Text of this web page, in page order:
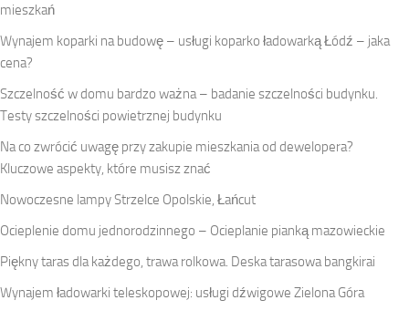
mieszkań
Wynajem koparki na budowę – usługi koparko ładowarką Łódź – jaka
cena?
Szczelność w domu bardzo ważna – badanie szczelności budynku.
Testy szczelności powietrznej budynku
Na co zwrócić uwagę przy zakupie mieszkania od dewelopera?
Kluczowe aspekty, które musisz znać
Nowoczesne lampy Strzelce Opolskie, Łańcut
Ocieplenie domu jednorodzinnego – Ocieplanie pianką mazowieckie
Piękny taras dla każdego, trawa rolkowa. Deska tarasowa bangkirai
Wynajem ładowarki teleskopowej: usługi dźwigowe Zielona Góra